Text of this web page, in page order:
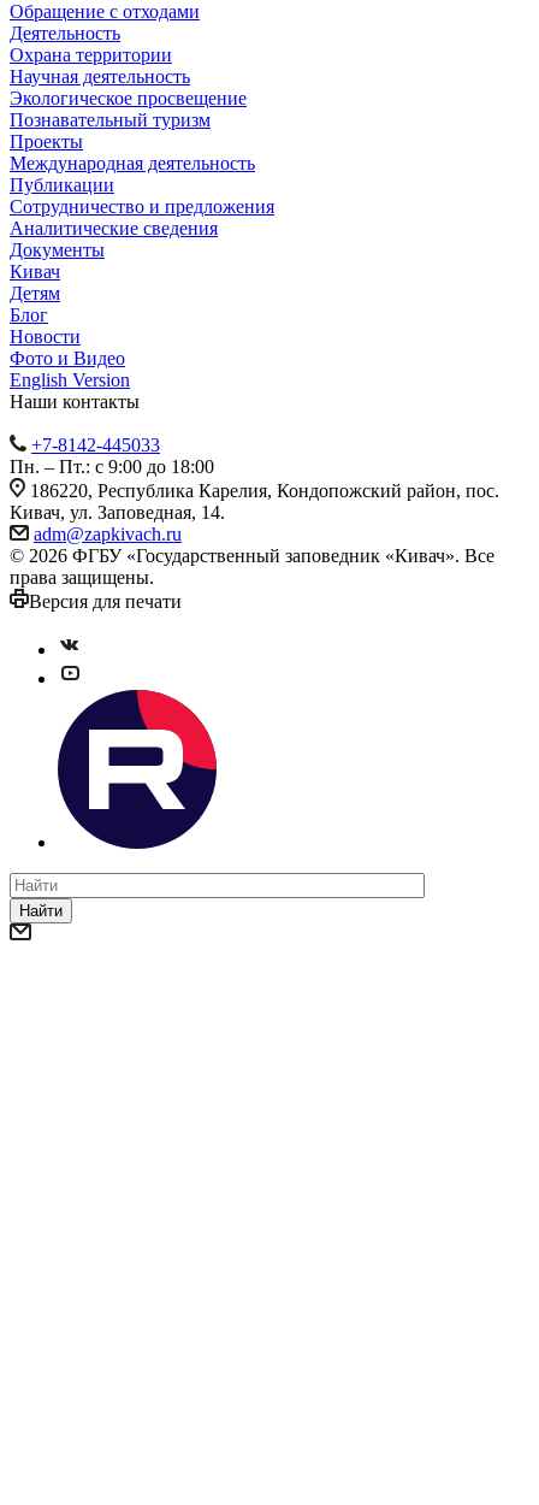
Обращение с отходами
Деятельность
Охрана территории
Научная деятельность
Экологическое просвещение
Познавательный туризм
Проекты
Международная деятельность
Публикации
Сотрудничество и предложения
Аналитические сведения
Документы
Кивач
Детям
Блог
Новости
Фото и Видео
English Version
Наши контакты
+7-8142-445033
Пн. – Пт.: с 9:00 до 18:00
186220, Республика Карелия, Кондопожский район, пос.
Кивач, ул. Заповедная, 14.
adm@zapkivach.ru
© 2026 ФГБУ «Государственный заповедник «Кивач». Все
права защищены.
Версия для печати
Найти